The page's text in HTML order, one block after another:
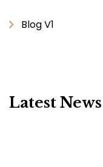
Blog V1
Latest News